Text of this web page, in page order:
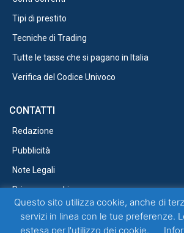
Tipi di prestito
Tecniche di Trading
Tutte le tasse che si pagano in Italia
Verifica del Codice Univoco
CONTATTI
Redazione
Pubblicità
Note Legali
Privacy e cookie
Questo sito utilizza cookie, anche di
servizi in linea con le tue preferenze.
estesa per l'utilizzo dei cookie.